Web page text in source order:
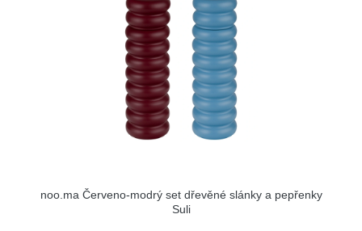
noo.ma Červeno-modrý set dřevěné slánky a pepřenky
Suli